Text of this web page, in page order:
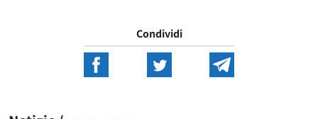
Condividi